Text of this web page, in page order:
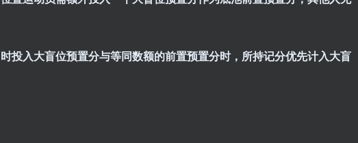
投入大盲位预置分与等同数额的前置预置分时，所持记分优先计入大盲